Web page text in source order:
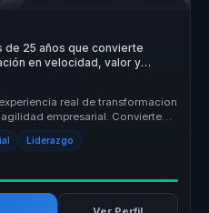
de 25 años que convierte
en velocidad, valor y
real de transformacion
empresarial. Convierte
Liderazgo